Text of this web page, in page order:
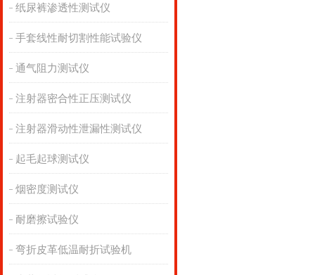
纸尿裤渗透性测试仪
手套线性耐切割性能试验仪
通气阻力测试仪
注射器密合性正压测试仪
注射器滑动性泄漏性测试仪
起毛起球测试仪
烟密度测试仪
耐磨擦试验仪
弯折皮革低温耐折试验机